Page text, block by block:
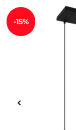
-15%